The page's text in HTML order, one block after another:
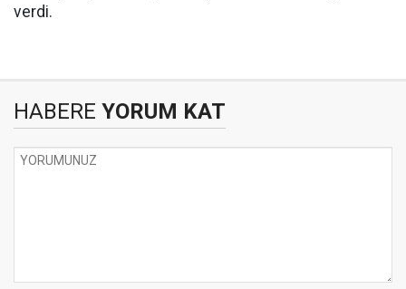
verdi.
HABERE YORUM KAT